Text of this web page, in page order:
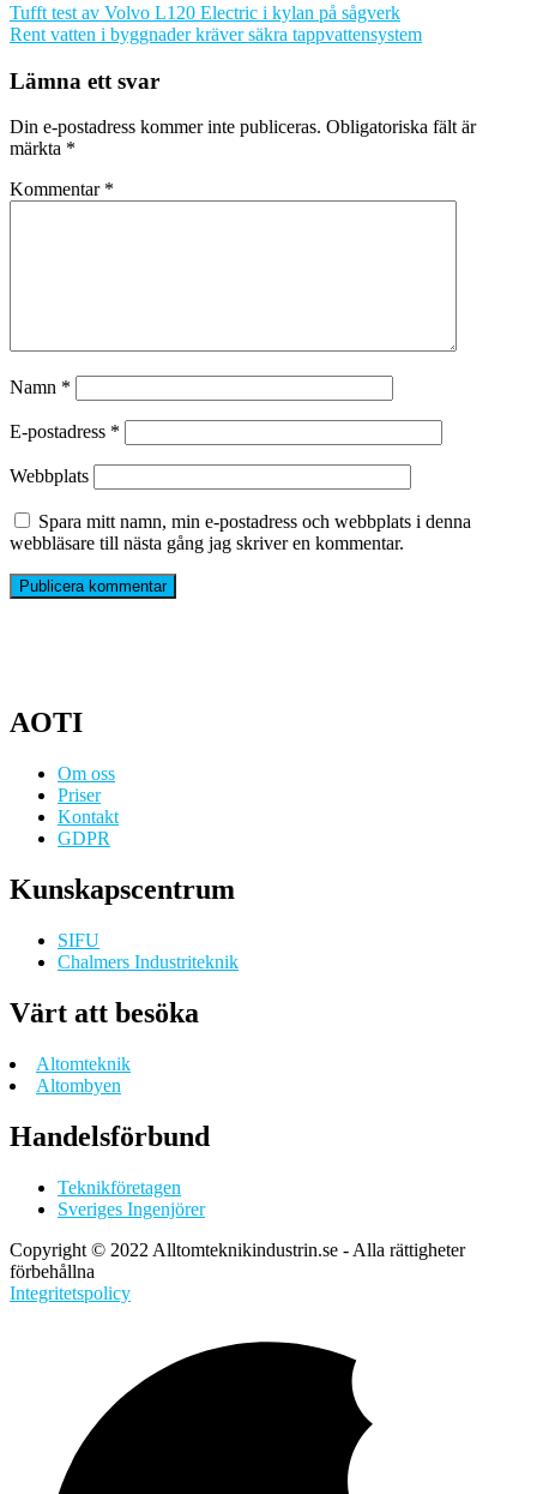
Tufft test av Volvo L120 Electric i kylan på sågverk
Rent vatten i byggnader kräver säkra tappvattensystem
Lämna ett svar
Din e-postadress kommer inte publiceras. Obligatoriska fält är
märkta *
Kommentar *
Namn *
E-postadress *
Webbplats
Spara mitt namn, min e-postadress och webbplats i denna
webbläsare till nästa gång jag skriver en kommentar.
AOTI
Om oss
Priser
Kontakt
GDPR
Kunskapscentrum
SIFU
Chalmers Industriteknik
Värt att besöka
Altomteknik
Altombyen
Handelsförbund
Teknikföretagen
Sveriges Ingenjörer
Copyright © 2022 Alltomteknikindustrin.se - Alla rättigheter
förbehållna
Integritetspolicy